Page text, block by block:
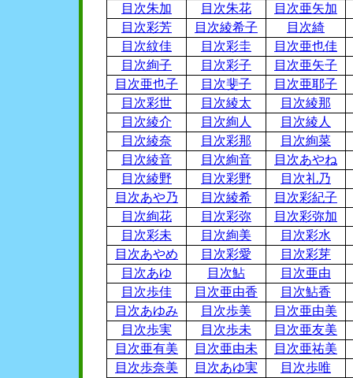
目次朱加
目次朱花
目次亜矢加
目次彩芳
目次綾希子
目次綺
目次紋佳
目次彩圭
目次亜也佳
目次絢子
目次彩子
目次亜矢子
目次亜也子
目次斐子
目次亜耶子
目次彩世
目次綾太
目次綾那
目次綾介
目次絢人
目次綾人
目次綾奈
目次彩那
目次絢菜
目次綾音
目次絢音
目次あやね
目次綾野
目次彩野
目次礼乃
目次あや乃
目次綾希
目次彩紀子
目次絢花
目次彩弥
目次彩弥加
目次彩未
目次絢美
目次彩水
目次あやめ
目次彩愛
目次彩芽
目次あゆ
目次鮎
目次亜由
目次歩佳
目次亜由香
目次鮎香
目次あゆみ
目次歩美
目次亜由美
目次歩実
目次歩未
目次亜友美
目次亜有美
目次亜由未
目次亜祐美
目次歩奈美
目次あゆ実
目次歩唯